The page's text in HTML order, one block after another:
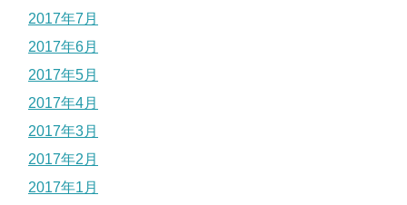
2017年7月
2017年6月
2017年5月
2017年4月
2017年3月
2017年2月
2017年1月